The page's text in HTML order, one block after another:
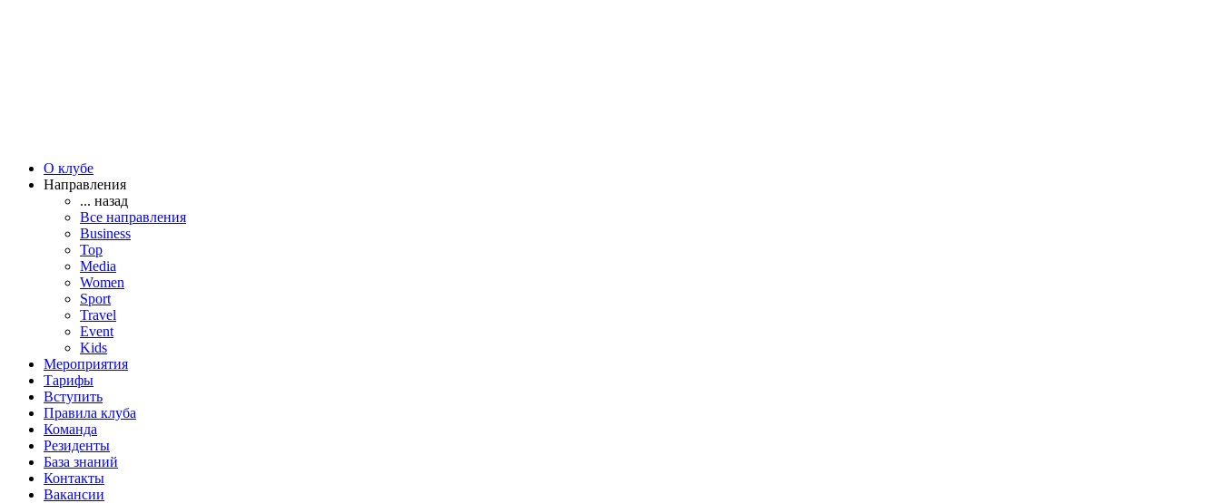
О клубе
Направления
... назад
Все направления
Business
Top
Media
Women
Sport
Travel
Event
Kids
Мероприятия
Тарифы
Вступить
Правила клуба
Команда
Резиденты
База знаний
Контакты
Вакансии